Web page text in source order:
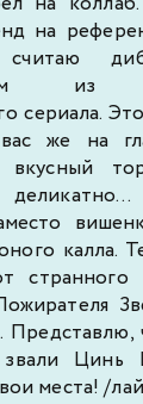
на
из
сериала.
же на
калла.
странного
звали
места! /